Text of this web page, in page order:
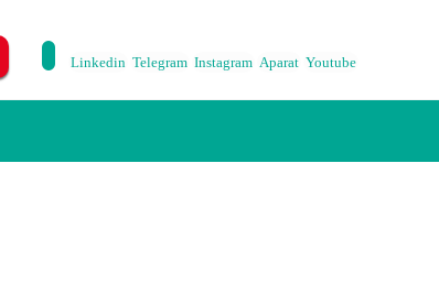
Linkedin Telegram Instagram Aparat Youtube